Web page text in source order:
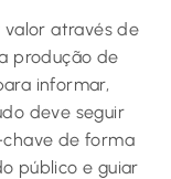
através de
produção de
informar,
deve seguir
chave de forma
público e guiar